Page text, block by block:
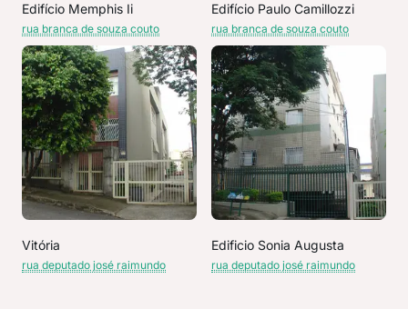
Edifício Memphis Ii
rua branca de souza couto
Edifício Paulo Camillozzi
rua branca de souza couto
Vitória
rua deputado josé raimundo
Edificio Sonia Augusta
rua deputado josé raimundo